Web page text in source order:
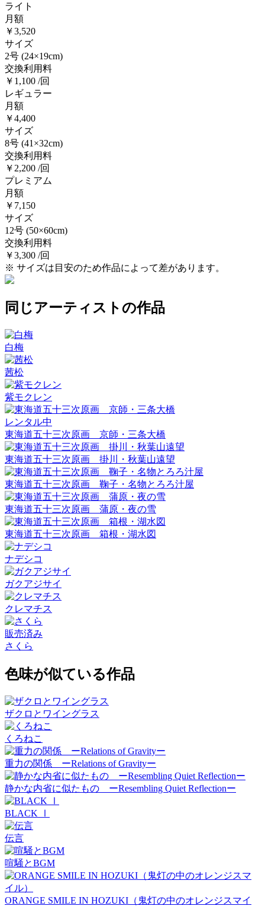
ライト
月額
￥3,520
サイズ
2号 (24×19cm)
交換利用料
￥1,100 /回
レギュラー
月額
￥4,400
サイズ
8号 (41×32cm)
交換利用料
￥2,200 /回
プレミアム
月額
￥7,150
サイズ
12号 (50×60cm)
交換利用料
￥3,300 /回
※ サイズは目安のため作品によって差があります。
同じアーティストの作品
白梅
茜松
紫モクレン
レンタル中
東海道五十三次原画 京師・三条大橋
東海道五十三次原画 掛川・秋葉山遠望
東海道五十三次原画 鞠子・名物とろろ汁屋
東海道五十三次原画 蒲原・夜の雪
東海道五十三次原画 箱根・湖水図
ナデシコ
ガクアジサイ
クレマチス
販売済み
さくら
色味が似ている作品
ザクロとワイングラス
くろねこ
重力の関係 ーRelations of Gravityー
静かな内省に似たもの ーResembling Quiet Reflectionー
BLACK Ⅰ
伝言
喧騒とBGM
ORANGE SMILE IN HOZUKI（鬼灯の中のオレンジスマイ